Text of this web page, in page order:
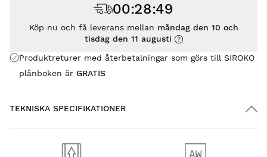
Produktreturer med återbetalningar som görs till SIROKO
plånboken är GRATIS
00:28:49
Köp nu och få leverans mellan måndag den 10 och
tisdag den 11 augusti
TEKNISKA SPECIFIKATIONER